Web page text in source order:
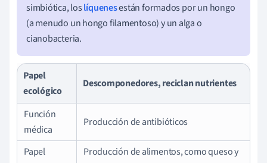
simbiótica, loslíquenesestán formados por un hongo
(a menudo un hongo filamentoso) y un alga o
cianobacteria.
Papel
ecológico
Descomponedores, reciclan nutrientes
Función
médica
Producción de antibióticos
Papel
Producción de alimentos, como queso y